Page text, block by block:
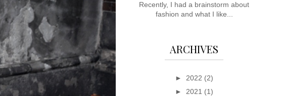
Recently, I had a brainstorm about
fashion and what I like...
ARCHIVES
► 2022 (2)
► 2021 (1)